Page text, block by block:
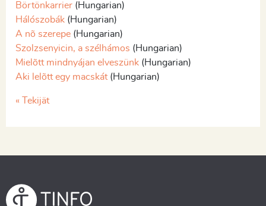
Börtönkarrier (Hungarian)
Hálószobák (Hungarian)
A nõ szerepe (Hungarian)
Szolzsenyicin, a szélhámos (Hungarian)
Mielõtt mindnyájan elveszünk (Hungarian)
Aki lelõtt egy macskát(Hungarian)
« Tekijät